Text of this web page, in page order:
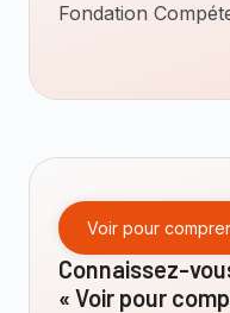
Fondation
Voir pour
Connaissez-
« Voir pour